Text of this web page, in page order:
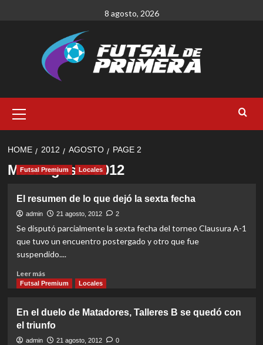
8 agosto, 2026
Menu
HOME 2012 AGOSTO PAGE 2
Mes:agosto 2012
Futsal Premium Locales
El resumen de lo que dejó la sexta fecha
admin 21 agosto, 2012 2
Se disputó parcialmente la sexta fecha del torneo Clausura A-1
que tuvo un encuentro postergado y otro que fue
suspendido....
Leer másRead
more
resumen
de
lo
Futsal Premium Locales
En el duelo de Matadores, Talleres B se quedó con
el triunfo
admin 21 agosto, 2012 0